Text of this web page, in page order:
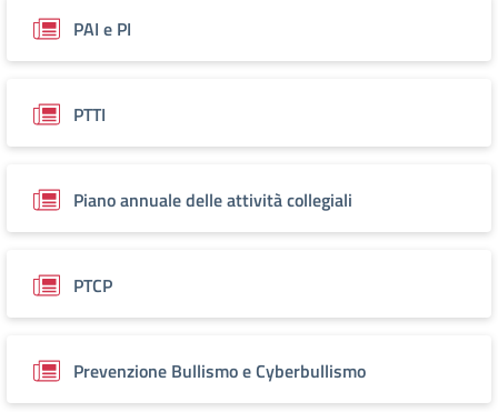
PAI e PI
PTTI
Piano annuale delle attività collegiali
PTCP
Prevenzione Bullismo e Cyberbullismo